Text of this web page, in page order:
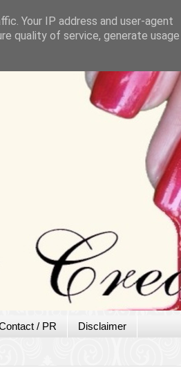
/ PR Disclaimer
Your IP address and user-agent
quality of service, generate usage